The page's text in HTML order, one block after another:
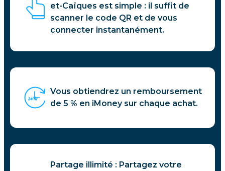
et-Caïques est simple : il suffit de
scanner le code QR et de vous
connecter instantanément.
Vous obtiendrez un remboursement
de 5 % en iMoney sur chaque achat.
Partage illimité : Partagez votre